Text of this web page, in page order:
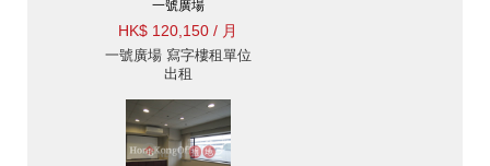
一號廣場
HK$ 120,150 / 月
一號廣場 寫字樓租單位
出租